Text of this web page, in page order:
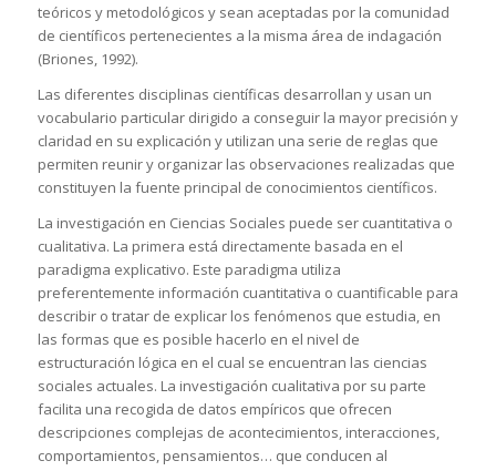
teóricos y metodológicos y sean aceptadas por la comunidad
de científicos pertenecientes a la misma área de indagación
(Briones, 1992).
Las diferentes disciplinas científicas desarrollan y usan un
vocabulario particular dirigido a conseguir la mayor precisión y
claridad en su explicación y utilizan una serie de reglas que
permiten reunir y organizar las observaciones realizadas que
constituyen la fuente principal de conocimientos científicos.
La investigación en Ciencias Sociales puede ser cuantitativa o
cualitativa. La primera está directamente basada en el
paradigma explicativo. Este paradigma utiliza
preferentemente información cuantitativa o cuantificable para
describir o tratar de explicar los fenómenos que estudia, en
las formas que es posible hacerlo en el nivel de
estructuración lógica en el cual se encuentran las ciencias
sociales actuales. La investigación cualitativa por su parte
facilita una recogida de datos empíricos que ofrecen
descripciones complejas de acontecimientos, interacciones,
comportamientos, pensamientos… que conducen al